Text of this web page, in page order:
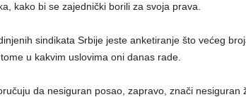
kako bi se zajednički borili za svoja prava.
sindikata Srbije jeste anketiranje što većeg
u kakvim uslovima oni danas rade.
da nesiguran posao, zapravo, znači nesiguran